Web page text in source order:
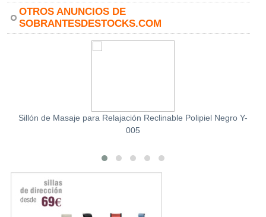
OTROS ANUNCIOS DE
SOBRANTESDESTOCKS.COM
Sillón de Masaje para Relajación Reclinable Polipiel Negro Y-
005